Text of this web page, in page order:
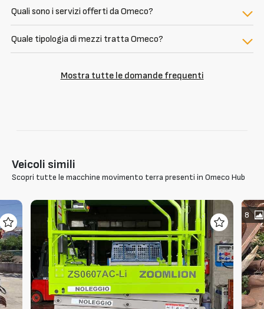
Quali sono i servizi offerti da Omeco?
Quale tipologia di mezzi tratta Omeco?
Mostra tutte le domande frequenti
Veicoli simili
Scopri tutte le macchine movimento terra presenti in Omeco Hub
8